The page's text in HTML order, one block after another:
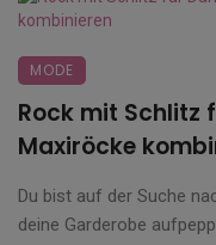
MODE
Rock mit Schlitz
Maxiröcke
Du bist auf der Suche
deine Garderobe